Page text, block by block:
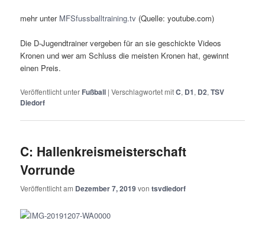
mehr unter MFSfussballtraining.tv (Quelle: youtube.com)
Die D-Jugendtrainer vergeben für an sie geschickte Videos
Kronen und wer am Schluss die meisten Kronen hat, gewinnt
einen Preis.
Veröffentlicht unter Fußball |Verschlagwortet mitC, D1, D2,TSV
Diedorf
C: Hallenkreismeisterschaft
Vorrunde
Veröffentlicht am Dezember 7, 2019vontsvdiedorf